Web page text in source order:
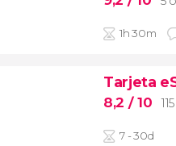
1h 30m
Tarjeta
8,2 / 10
7 - 30d